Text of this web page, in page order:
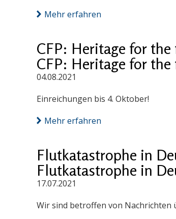
Mehr erfahren
CFP: Heritage for
CFP: Heritage for
04.08.2021
Einreichungen bis 4. Oktober!
Mehr erfahren
Flutkatastrophe in
Flutkatastrophe in
17.07.2021
Wir sind betroffen von Nachrichten